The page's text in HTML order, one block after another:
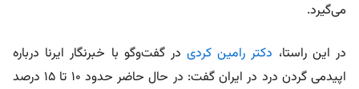
می‌گیرد.
در این راستا، دکتر رامین کردیدر گفت‌وگو با خبرنگار ایرنا درباره
اپیدمی گردن‌ درد در ایران گفت: در حال حاضر حدود ۱۰ تا ۱۵ درصد